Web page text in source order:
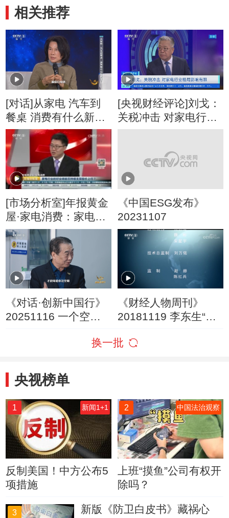
相关推荐
[对话]从家电 汽车到
餐桌 消费有什么新变
化？
[央视财经评论]刘戈：
关税冲击 对家电行业
格局影响有限
[市场分析室]年报黄金
屋·家电消费：家电行
业的好业绩能否持续
支撑股价上行？
《中国ESG发布》
20231107
《对话·创新中国行》
20251116 一个空调
《财经人物周刊》
20181119 李东生“一
换一批
央视榜单
1 新闻1+1
反制美国！中方公布5
项措施
2 中国法治观察
上班“摸鱼”公司有权开
除吗？
3 新版《防卫白皮书》藏祸心